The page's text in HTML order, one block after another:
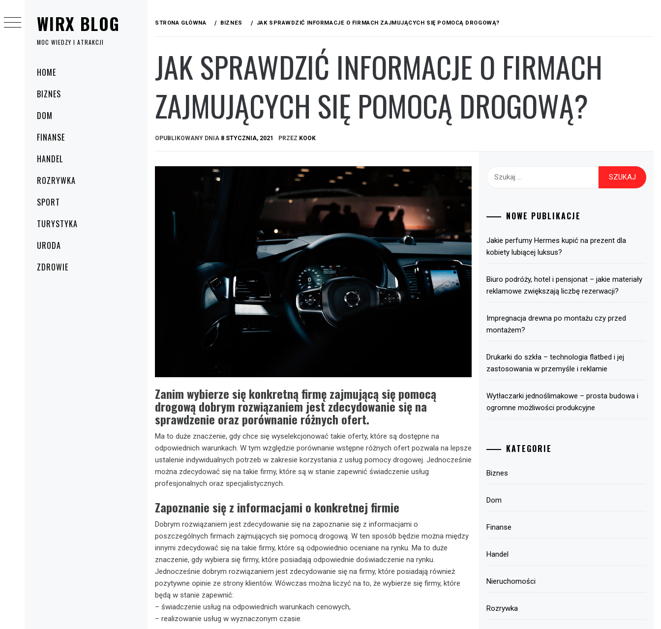
WIRX BLOG
MOC WIEDZY I ATRAKCJI
Menu
główne
HOME
BIZNES
DOM
FINANSE
HANDEL
ROZRYWKA
SPORT
TURYSTYKA
URODA
ZDROWIE
do
treści
STRONA GŁÓWNA BIZNES JAK SPRAWDZIĆ INFORMACJE O FIRMACH ZAJMUJĄCYCH SIĘ POMOCĄ DROGOWĄ?
JAK SPRAWDZIĆ INFORMACJE O FIRMACH
ZAJMUJĄCYCH SIĘ POMOCĄ DROGOWĄ?
OPUBLIKOWANY DNIA 8 STYCZNIA, 2021 PRZEZ KOOK
Zanim wybierze się konkretną firmę zajmującą się pomocą
drogową dobrym rozwiązaniem jest zdecydowanie się na
sprawdzenie oraz porównanie różnych ofert.
Ma to duże znaczenie, gdy chce się wyselekcjonować takie oferty, które są dostępne na
odpowiednich warunkach. W tym względzie porównanie wstępne różnych ofert pozwala na lepsze
ustalenie indywidualnych potrzeb w zakresie korzystania z usług pomocy drogowej. Jednocześnie
można zdecydować się na takie firmy, które są w stanie zapewnić świadczenie usług
profesjonalnych oraz specjalistycznych.
Zapoznanie się z informacjami o konkretnej firmie
Dobrym rozwiązaniem jest zdecydowanie się na zapoznanie się z informacjami o
poszczególnych firmach zajmujących się pomocą drogową. W ten sposób będzie można między
innymi zdecydować się na takie firmy, które są odpowiednio oceniane na rynku. Ma to duże
znaczenie, gdy wybiera się firmy, które posiadają odpowiednie doświadczenie na rynku.
Jednocześnie dobrym rozwiązaniem jest zdecydowanie się na firmy, które posiadają również
pozytywne opinie ze strony klientów. Wówczas można liczyć na to, że wybierze się firmy, które
będą w stanie zapewnić:
– świadczenie usług na odpowiednich warunkach cenowych,
– realizowanie usług w wyznaczonym czasie.
Szukaj:
NOWE PUBLIKACJE
Jakie perfumy Hermes kupić na prezent dla
kobiety lubiącej luksus?
Biuro podróży, hotel i pensjonat – jakie materiały
reklamowe zwiększają liczbę rezerwacji?
Impregnacja drewna po montażu czy przed
montażem?
Drukarki do szkła – technologia flatbed i jej
zastosowania w przemyśle i reklamie
Wytłaczarki jednoślimakowe – prosta budowa i
ogromne możliwości produkcyjne
KATEGORIE
Biznes
Dom
Finanse
Handel
Nieruchomości
Rozrywka